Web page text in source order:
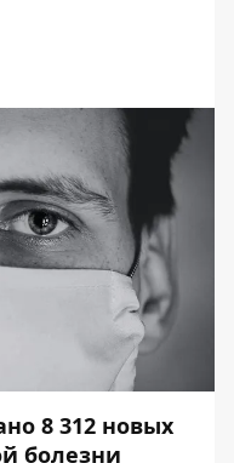
8 312 новых
болезни